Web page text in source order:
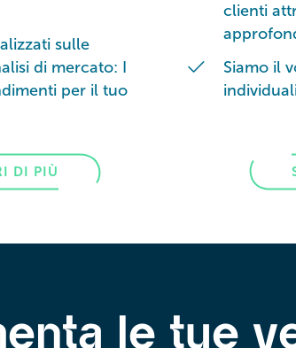
sulle
di mercato: I
per il tuo
DI PIÙ
clienti
Siamo il
le tue